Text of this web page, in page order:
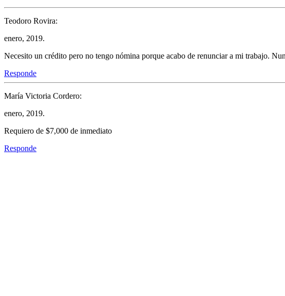
Teodoro Rovira:
enero, 2019.
Necesito un crédito pero no tengo nómina porque acabo de renunciar a mi trabajo.
Responde
María Victoria Cordero:
enero, 2019.
Requiero de $7,000 de inmediato
Responde